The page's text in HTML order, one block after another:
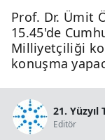
Prof. Dr. Ümit
15.45'de
Milliyetçiliği
konuşma
21.
Editör